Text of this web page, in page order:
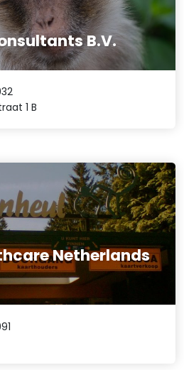
B.V.
1 B
Netherlands